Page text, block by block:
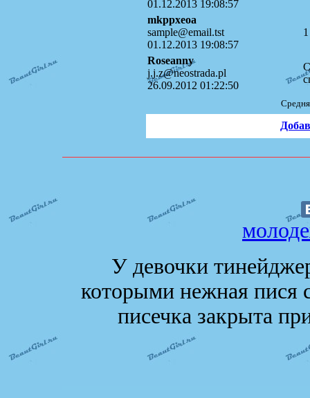
01.12.2013 19:08:57
mkppxeoa
sample@email.tst
01.12.2013 19:08:57
1
Roseanny
j.j.z@neostrada.pl
26.09.2012 01:22:50
У девочки
которыми нежная пися
писечка закрыта